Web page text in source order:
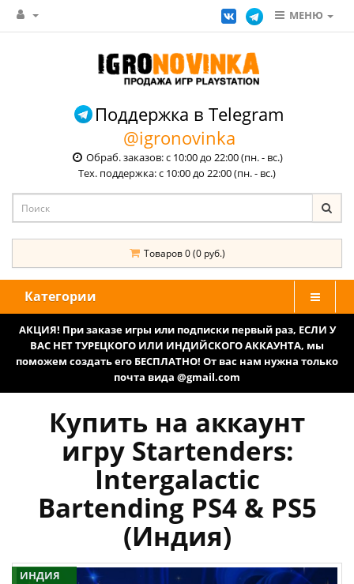
МЕНЮ
Поддержка в Telegram
@igronovinka
Обраб. заказов: с 10:00 до 22:00 (пн. - вс.)
Тех. поддержка: с 10:00 до 22:00 (пн. - вс.)
Товаров 0 (0 руб.)
Категории
АКЦИЯ! При заказе игры или подписки первый раз, ЕСЛИ У
ВАС НЕТ ТУРЕЦКОГО ИЛИ ИНДИЙСКОГО АККАУНТА, мы
поможем создать его БЕСПЛАТНО! От вас нам нужна только
почта вида @gmail.com
Купить на аккаунт
игру Startenders:
Intergalactic
Bartending PS4 & PS5
(Индия)
ИНДИЯ